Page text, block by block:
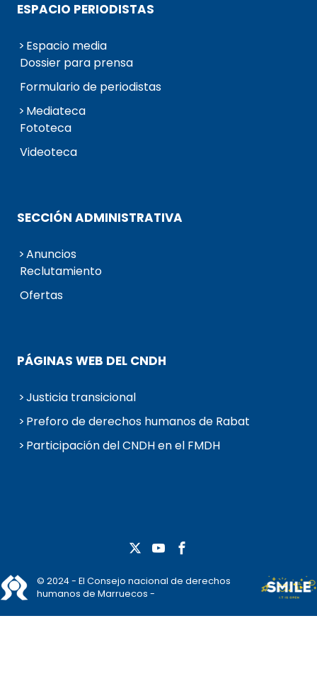
ESPACIO PERIODISTAS
Espacio media
Dossier para prensa
Formulario de periodistas
Mediateca
Fototeca
Videoteca
SECCIÓN ADMINISTRATIVA
Anuncios
Reclutamiento
Ofertas
PÁGINAS WEB DEL CNDH
Justicia transicional
Preforo de derechos humanos de Rabat
Participación del CNDH en el FMDH
© 2024 - El Consejo nacional de derechos
humanos de Marruecos -